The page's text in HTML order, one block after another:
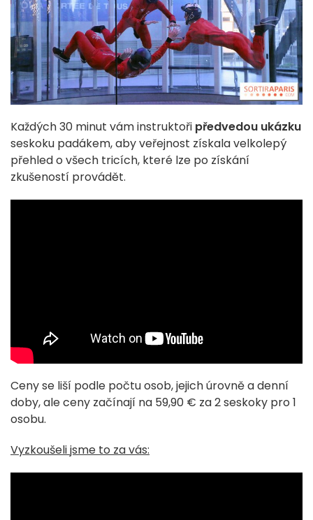
Každých 30 minut vám instruktoři předvedou ukázku
seskoku padákem, aby veřejnost získala velkolepý
přehled o všech tricích, které lze po získání
zkušeností provádět.
Ceny se liší podle počtu osob, jejich úrovně a denní
doby, ale ceny začínají na 59,90 € za 2 seskoky pro 1
osobu.
Vyzkoušeli jsme to za vás: